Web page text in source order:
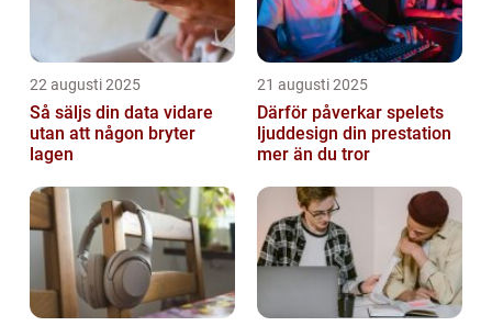
22 augusti 2025
Så säljs din data vidare
utan att någon bryter
lagen
21 augusti 2025
Därför påverkar spelets
ljuddesign din prestation
mer än du tror